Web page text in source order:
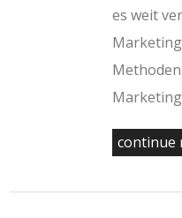
es weit
continue